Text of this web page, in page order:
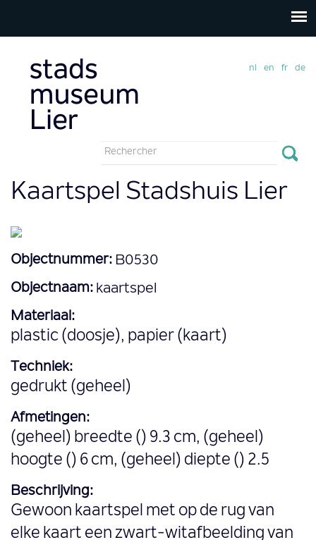
Formulaire
de
recherche
nl en fr de
Kaartspel Stadshuis Lier
Objectnummer: B0530
Objectnaam: kaartspel
Materiaal:
plastic (doosje), papier (kaart)
Techniek:
gedrukt (geheel)
Afmetingen:
(geheel) breedte () 9.3 cm, (geheel)
hoogte () 6 cm, (geheel) diepte () 2.5
Beschrijving:
Gewoon kaartspel met op de rug van
elke kaart een zwart-witafbeelding van